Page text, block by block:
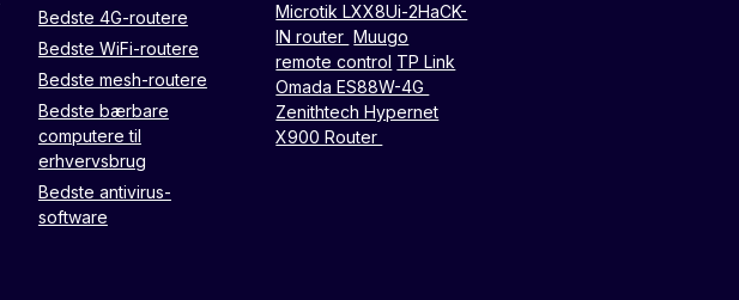
Bedste 4G-routere
Bedste WiFi-routere
Bedste mesh-routere
Bedste bærbare
computere til
erhvervsbrug
Bedste antivirus-
software
Microtik LXX8Ui-2HaCK-
IN router Muugo
remote control TP Link
Omada ES88W-4G
Zenithtech Hypernet
X900 Router